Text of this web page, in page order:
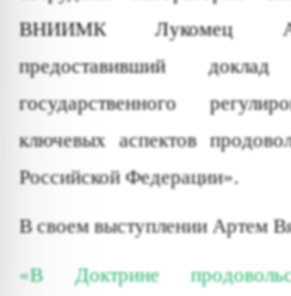
ВНИИМК Лукомец
предоставивший
государственного
ключевых аспектов
Российской Федерации».
В своем выступлении Артем
«В Доктрине